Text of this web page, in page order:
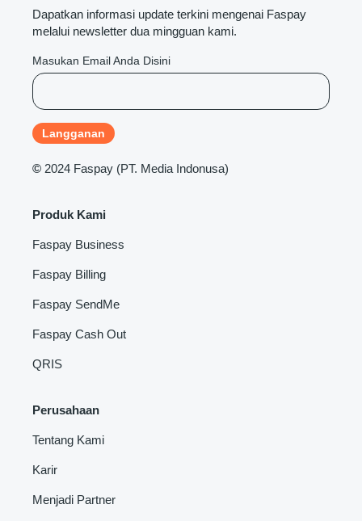
Dapatkan informasi update terkini mengenai Faspay
melalui newsletter dua mingguan kami.
Masukan Email Anda Disini
© 2024 Faspay (PT. Media Indonusa)
Produk Kami
Faspay Business
Faspay Billing
Faspay SendMe
Faspay Cash Out
QRIS
Perusahaan
Tentang Kami
Karir
Menjadi Partner